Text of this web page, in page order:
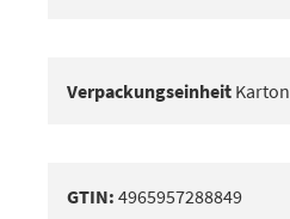
Verpackungseinheit Karton
GTIN: 4965957288849